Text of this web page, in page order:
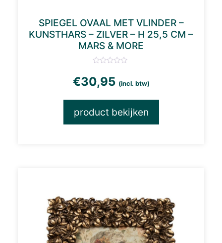
SPIEGEL OVAAL MET VLINDER –
KUNSTHARS – ZILVER – H 25,5 CM –
MARS & MORE
€30,95 (incl. btw)
product bekijken